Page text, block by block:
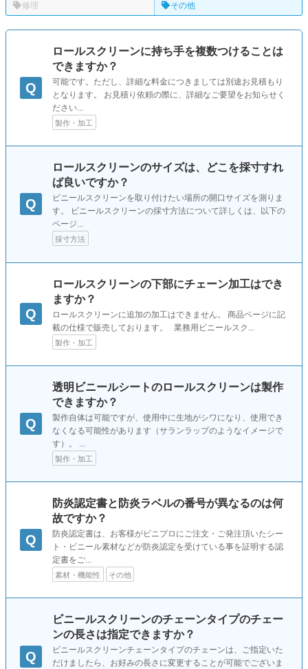
修理
その他
Q
ロールスクリーンに持ち手を複数つけることは
できますか？
可能です。ただし、詳細な料金につきましては別途お見積もり
となります。 お見積り依頼の際に、詳細なご要望をお知らせく
ださい...
製作・加工
Q
ロールスクリーンのサイズは、どこを採寸すれ
ば良いですか？
ビニールスクリーンを取り付けたい場所の開口サイズを測りま
す。 ビニールスクリーンの採寸方法について詳しくは、以下の
ページ...
採寸方法
Q
ロールスクリーンの下部にチェーン加工はでき
ますか？
ロールスクリーンに追加の加工はできません。 商品ページに記
載の仕様で販売しております。 業務用ビニールスク...
製作・加工
Q
透明ビニールシートのロールスクリーンは製作
できますか？
製作自体は可能ですが、使用中に生地がシワになり、使用でき
なくなる可能性があります（サランラップのようなイメージで
す）。 ...
製作・加工
Q
防炎認定書と防炎ラベルの番号が異なるのは何
故ですか？
防炎認定書は、お客様がビニプロにご注文・ご発注頂いたシー
ト・ビニール素材などが防炎認定を受けている事を証明する認
定書をご...
素材・機能性 その他
Q
ビニールスクリーンのチェーンタイプのチェー
ンの長さは指定できますか？
ビニールスクリーンチェーンタイプのチェーンは、ご指定いた
だけましたら、お好みの長さに変更することが可能でございま